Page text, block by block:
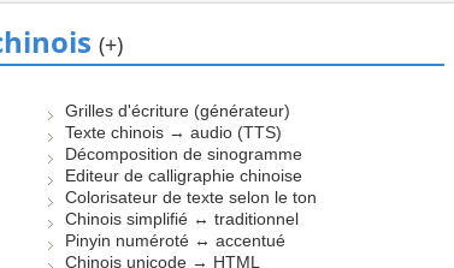
(+)
Grilles d'écriture (générateur)
Texte chinois → audio (TTS)
Décomposition de sinogramme
Editeur de calligraphie chinoise
Colorisateur de texte selon le ton
Chinois simplifié ↔ traditionnel
Pinyin numéroté ↔ accentué
Chinois unicode → HTML